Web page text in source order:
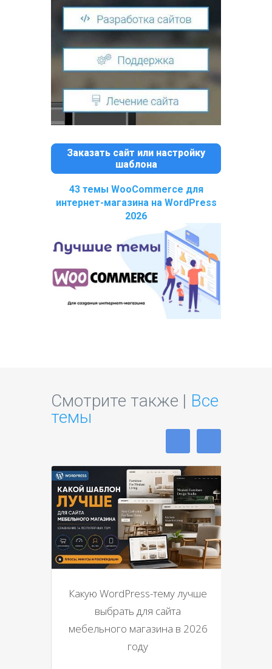
Заказать сайт или настройку
шаблона
43 темы WooCommerce для
интернет-магазина на WordPress
2026
Смотрите также | Все
темы
Какую WordPress-тему лучше
выбрать для сайта
мебельного магазина в 2026
году